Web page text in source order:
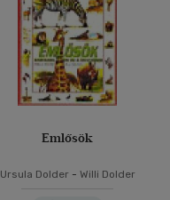
Emlősök
Ursula Dolder - Willi Dolder